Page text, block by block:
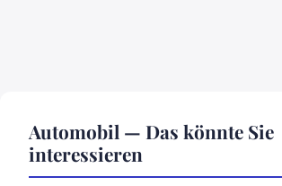
Automobil — Das könnte Sie
interessieren